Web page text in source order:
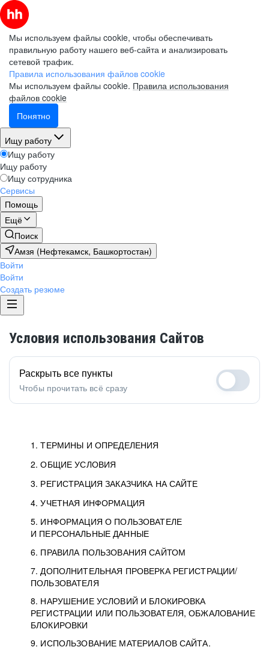
Мы используем файлы cookie, чтобы обеспечивать
правильную работу нашего веб-сайта и анализировать
сетевой трафик.
Правила использования файлов cookie
Мы используем файлы cookie. Правила использования
файлов cookie
Понятно
Ищу работу
Ищу работу
Ищу работу
Ищу сотрудника
Сервисы
Помощь
Ещё
Поиск
Амзя (Нефтекамск, Башкортостан)
Войти
Войти
Создать резюме
Условия использования Сайтов
1. ТЕРМИНЫ И ОПРЕДЕЛЕНИЯ
2. ОБЩИЕ УСЛОВИЯ
3. РЕГИСТРАЦИЯ ЗАКАЗЧИКА НА САЙТЕ
4. УЧЕТНАЯ ИНФОРМАЦИЯ
5. ИНФОРМАЦИЯ О ПОЛЬЗОВАТЕЛЕ
И ПЕРСОНАЛЬНЫЕ ДАННЫЕ
6. ПРАВИЛА ПОЛЬЗОВАНИЯ САЙТОМ
7. ДОПОЛНИТЕЛЬНАЯ ПРОВЕРКА РЕГИСТРАЦИИ/
ПОЛЬЗОВАТЕЛЯ
8. НАРУШЕНИЕ УСЛОВИЙ И БЛОКИРОВКА
РЕГИСТРАЦИИ ИЛИ ПОЛЬЗОВАТЕЛЯ, ОБЖАЛОВАНИЕ
БЛОКИРОВКИ
9. ИСПОЛЬЗОВАНИЕ МАТЕРИАЛОВ САЙТА.
Раскрыть все пункты
Чтобы прочитать всё сразу